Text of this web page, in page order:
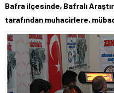
Bafra ilçesinde, Bafralı
tarafından muhacirlere,